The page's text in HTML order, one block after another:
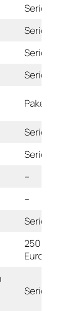
Serie
Serie
Serie
Serie
Paket
Serie
Serie
–
–
Serie
250
Euro
Serie